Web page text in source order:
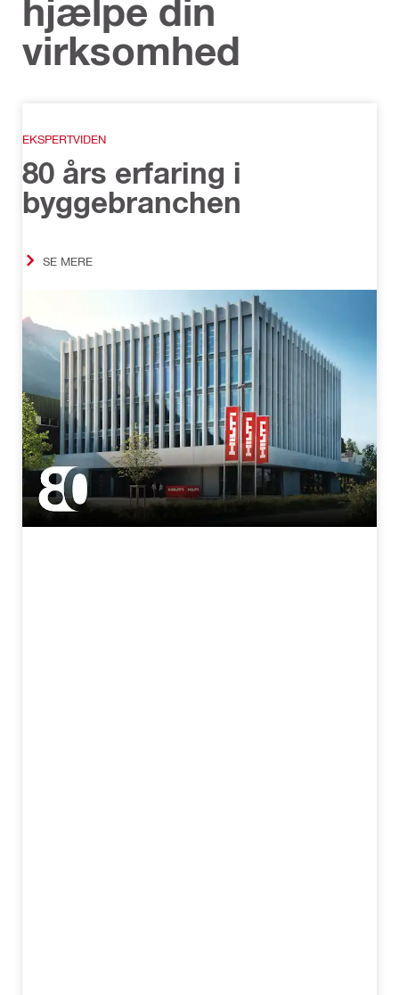
hjælpe din
virksomhed
EKSPERTVIDEN
80 års erfaring i
byggebranchen
SE MERE